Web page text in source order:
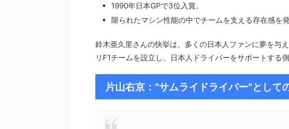
1990年日本GPで3位入賞。
限られたマシン性能の中でチームを支える存在感を発
鈴木亜久里さんの快挙は、多くの日本人ファンに夢を与
リF1チームを設立し、日本人ドライバーをサポートする
片山右京："サムライドライバー"として